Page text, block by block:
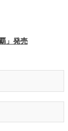
」発売